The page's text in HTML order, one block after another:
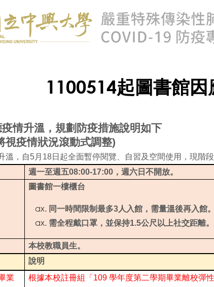
1100514起圖書館
疫情升溫，規劃防疫措施說明如下
視疫情狀況滾動式調整)
溫，自5月18日起全面暫停閱覽、自習及空間使用，現階
週一至週五08:00-17:00，週六日不開放。
圖書館一樓櫃台
同一時間限制最多3人入館，需量溫後再入館。
需全程戴口罩，並保持1.5公尺以上社交距離。
本校教職員生。
說明
業
根據本校註冊組「109 學年度第二學期畢業離校彈